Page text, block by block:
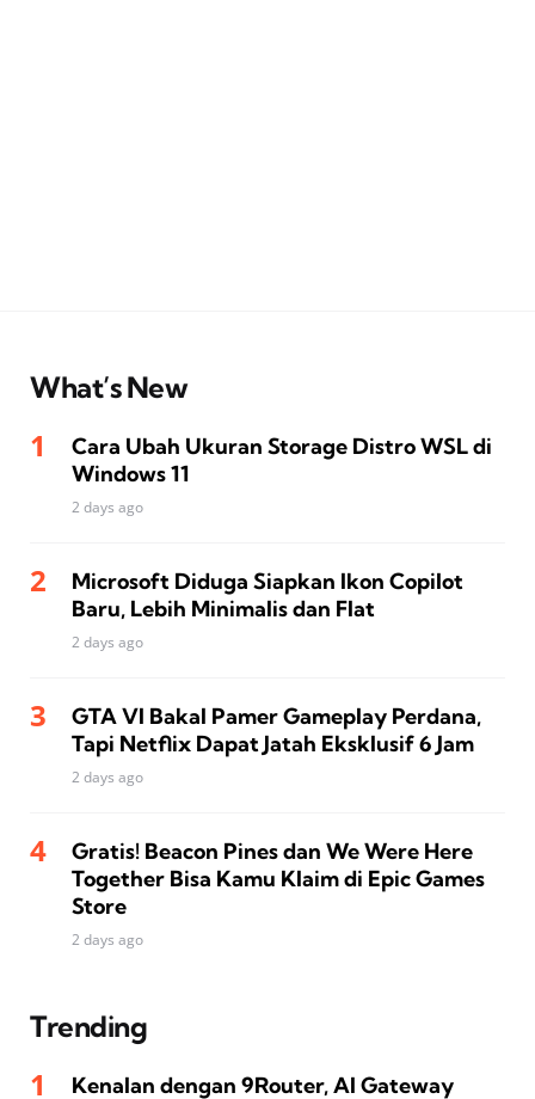
What’s New
Cara Ubah Ukuran Storage Distro WSL di
Windows 11
2 days ago
Microsoft Diduga Siapkan Ikon Copilot
Baru, Lebih Minimalis dan Flat
2 days ago
GTA VI Bakal Pamer Gameplay Perdana,
Tapi Netflix Dapat Jatah Eksklusif 6 Jam
2 days ago
Gratis! Beacon Pines dan We Were Here
Together Bisa Kamu Klaim di Epic Games
Store
2 days ago
Trending
Kenalan dengan 9Router, AI Gateway